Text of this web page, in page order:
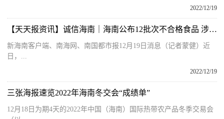
2022/12/19
【天天报资讯】诚信海南｜海南公布12批次不合格食品 涉及鱼、虾、芒果、上海青等
新海南客户端、南海网、南国都市报12月19日消息（记者蒙健）近
日，...
2022/12/19
三张海报速览2022年海南冬交会“成绩单”
12月18日为期4天的2022年中国（海南）国际热带农产品冬季交易会